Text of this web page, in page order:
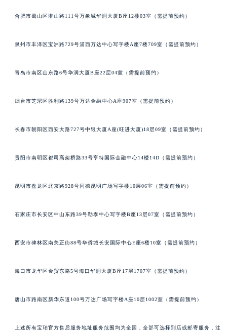
合肥市蜀山区潜山路111号万象城华润大厦B座12楼03室（需提前预约）
泉州市丰泽区宝洲路729号浦西万达中心写字楼A座7楼709室（需提前预约）
青岛市南区山东路6号华润大厦B座22层04室（需提前预约）
烟台市芝罘区胜利路139号万达金融中心A座907室（需提前预约）
长春市朝阳区西安大路727号中银大厦A座(旺进大厦)18层09室（需提前预约）
贵阳市南明区都司高架桥路33号亨特国际金融中心14楼14D（需提前预约）
昆明市盘龙区北京路928号同德昆明广场写字楼10层06室（需提前预约）
石家庄市长安区中山东路39号勒泰中心写字楼B座13层07室（需提前预约）
西安市碑林区南关正街88号华侨城长安国际中心E座6楼10室（需提前预约）
海口市龙华区金贸东路5号海口华润大厦B座17层1707室（需提前预约）
唐山市路南区新华东道100号万达广场写字楼A座10层1002室（需提前预约）
上述所有宝珀官方售后服务地址服务范围均为全国，全部可选择到店或邮寄服务，注